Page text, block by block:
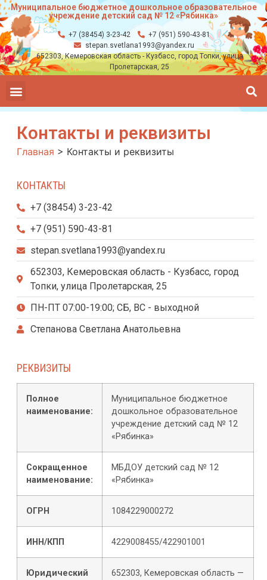
Муниципальное бюджетное дошкольное образовательное
учреждение детский сад № 12 «Рябинка»
+7 (38454) 3-23-42
+7 (951) 590-43-81
stepan.svetlana1993@yandex.ru
652303, Кемеровская область - Кузбасс, город Топки, улица
Пролетарская, 25
Контакты и реквизиты
Главная > Контакты и реквизиты
КОНТАКТЫ
+7 (38454) 3-23-42
+7 (951) 590-43-81
stepan.svetlana1993@yandex.ru
652303, Кемеровская область - Кузбасс, город
Топки, улица Пролетарская, 25
ПН-ПТ 07:00-19:00; СБ, ВС - выходной
Степанова Светлана Анатольевна
РЕКВИЗИТЫ
Полное
наименование:
Муниципальное бюджетное
дошкольное образовательное
учреждение детский сад № 12
«Рябинка»
Сокращенное
наименование:
МБДОУ детский сад № 12
«Рябинка»
ОГРН 1084229000272
ИНН/КПП 4229008455/422901001
Юридический
652303, Кемеровская область —